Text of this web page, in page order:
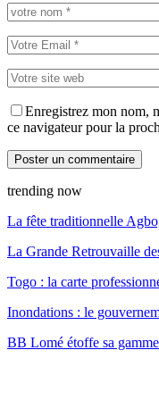
Enregistrez mon nom,
ce navigateur pour la
trending now
La fête traditionnelle
La Grande Retrouvaille
Togo : la carte
Inondations : le
BB Lomé étoffe sa